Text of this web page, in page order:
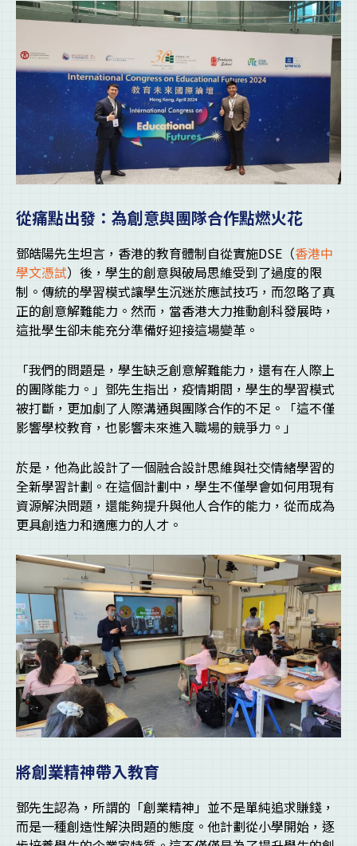
從痛點出發：為創意與團隊合作點燃火花
鄧皓陽先生坦言，香港的教育體制自從實施DSE（香港中
學文憑試）後，學生的創意與破局思維受到了過度的限
制。傳統的學習模式讓學生沉迷於應試技巧，而忽略了真
正的創意解難能力。然而，當香港大力推動創科發展時，
這批學生卻未能充分準備好迎接這場變革。
「我們的問題是，學生缺乏創意解難能力，還有在人際上
的團隊能力。」鄧先生指出，疫情期間，學生的學習模式
被打斷，更加劇了人際溝通與團隊合作的不足。「這不僅
影響學校教育，也影響未來進入職場的競爭力。」
於是，他為此設計了一個融合設計思維與社交情緒學習的
全新學習計劃。在這個計劃中，學生不僅學會如何用現有
資源解決問題，還能夠提升與他人合作的能力，從而成為
更具創造力和適應力的人才。
將創業精神帶入教育
鄧先生認為，所謂的「創業精神」並不是單純追求賺錢，
而是一種創造性解決問題的態度。他計劃從小學開始，逐